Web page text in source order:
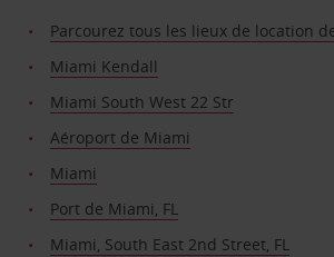
Parcourez tous les lieux de location
Miami Kendall
Miami South West 22 Str
Aéroport de Miami
Miami
Port de Miami, FL
Miami, South East 2nd Street, FL